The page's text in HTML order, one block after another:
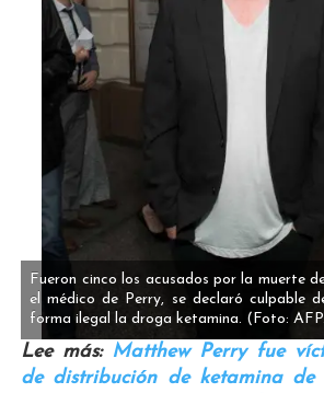
Fueron cinco los acusados por la muerte
el médico de Perry, se declaró culpable
forma ilegal la droga ketamina. (Foto:
Lee más: Matthew Perry fue
de distribución de ketamina